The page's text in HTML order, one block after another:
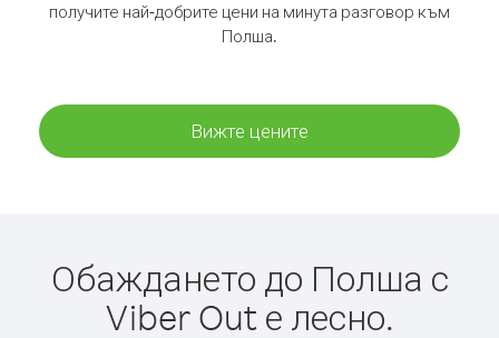
получите най-добрите цени на минута разговор към
Полша.
Вижте цените
Обаждането до Полша с
Viber Out е лесно.